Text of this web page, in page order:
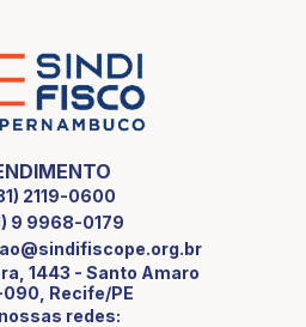
2119-0600
9 9968-0179
1443 - Santo Amaro
Recife/PE
redes: